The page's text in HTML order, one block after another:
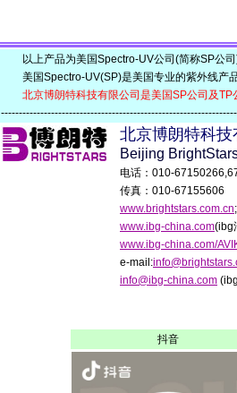
以上产品为美国Spectro-UV公司(简称SP公司
美国Spectro-UV(SP)是美国专业的紫外线产
北京博朗特科技有限公司是美国SP公司及
北京博朗特科技
Beijing
电话：010-
传真：010-67155606
www.brightstars.com.cn;
www.ibg-china.com(ibg
www.ibg-china.com/
e-mail:
info@ibg-china.com
抖音